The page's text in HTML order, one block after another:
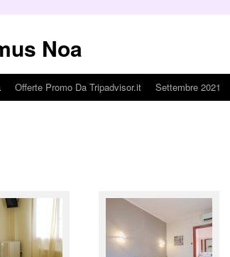
Noa
Offerte Promo Da Tripadvisor.it Settembre 2021